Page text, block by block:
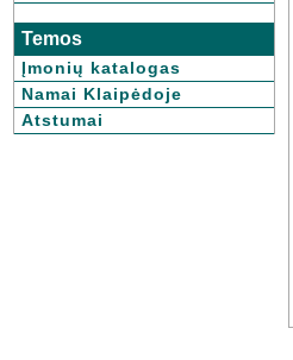
Temos
Įmonių katalogas
Namai Klaipėdoje
Atstumai